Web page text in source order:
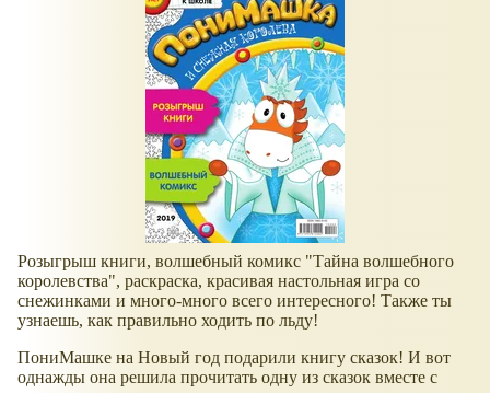
Розыгрыш книги, волшебный комикс "Тайна волшебного
королевства", раскраска, красивая настольная игра со
снежинками и много-много всего интересного! Также ты
узнаешь, как правильно ходить по льду!
ПониМашке на Новый год подарили книгу сказок! И вот
однажды она решила прочитать одну из сказок вместе с